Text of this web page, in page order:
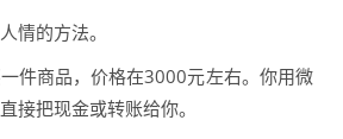
情的方法。
件商品，价格在3000元左右。你用微
接把现金或转账给你。